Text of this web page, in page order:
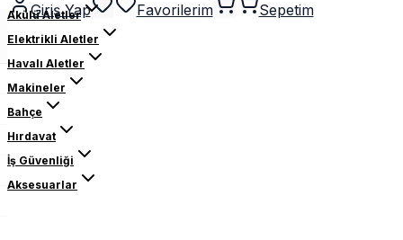
Giriş Yap Favorilerim Sepetim
Akülü Aletler
Elektrikli Aletler
Havalı Aletler
Makineler
Bahçe
Hırdavat
İş Güvenliği
Aksesuarlar